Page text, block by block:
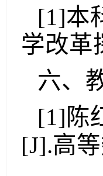
[1]本
学改革
六、
[1] 陈
[J].高